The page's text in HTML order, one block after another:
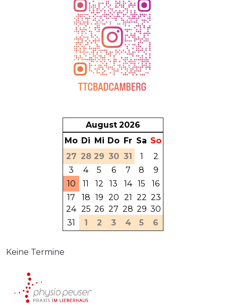
August 2026
Mo Di Mi Do Fr Sa So
27 28 29 30 31 1
2
3
4 5 6 7 8
9
10
11 12 13 14 15
16
17
18 19 20 21 22 23
24 25 26 27 28 29 30
31
1 2 3 4 5 6
Keine Termine